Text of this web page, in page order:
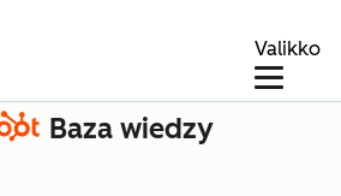
Valikko
Baza wiedzy